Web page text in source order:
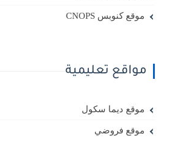
موقع كنوبس CNOPS
مواقع تعليمية
موقع ديما سكول
موقع فروضي